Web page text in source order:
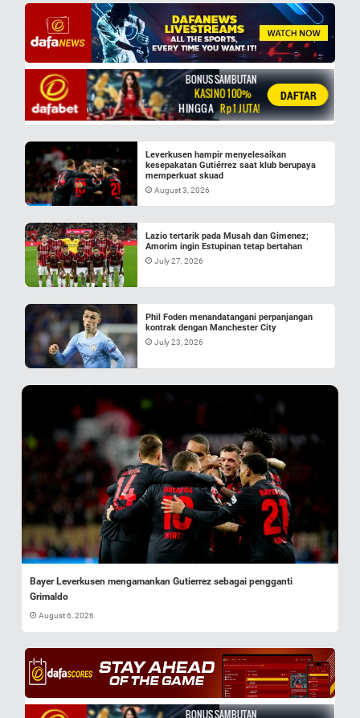
Bayer Leverkusen mengamankan Gutierrez sebagai pengganti
Grimaldo
August 6, 2026
Leverkusen hampir menyelesaikan
kesepakatan Gutiérrez saat klub berupaya
memperkuat skuad
August 3, 2026
Lazio tertarik pada Musah dan Gimenez;
Amorim ingin Estupinan tetap bertahan
July 27, 2026
Phil Foden menandatangani perpanjangan
kontrak dengan Manchester City
July 23, 2026